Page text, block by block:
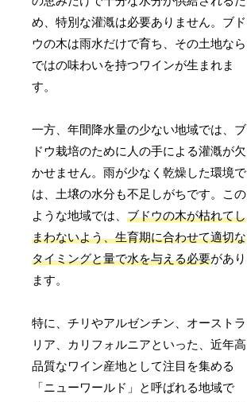
め、特別な灌漑は必要ありません。ブド
ウの木は雨水だけで育ち、その土地なら
ではの味わいを持つワインが生まれま
す。
一方、年間降水量の少ない地域では、ブ
ドウ栽培のために人の手による灌漑が欠
かせません。雨が少なく乾燥した環境で
は、土壌の水分も不足しがちです。この
ような地域では、ブドウの木が枯れてし
まわないよう、生育期に合わせて適切な
タイミングと量で水を与える必要があり
ます。
特に、チリやアルゼンチン、オーストラ
リア、カリフォルニアといった、近年高
品質なワイン産地として注目を集める
「ニューワールド」と呼ばれる地域で